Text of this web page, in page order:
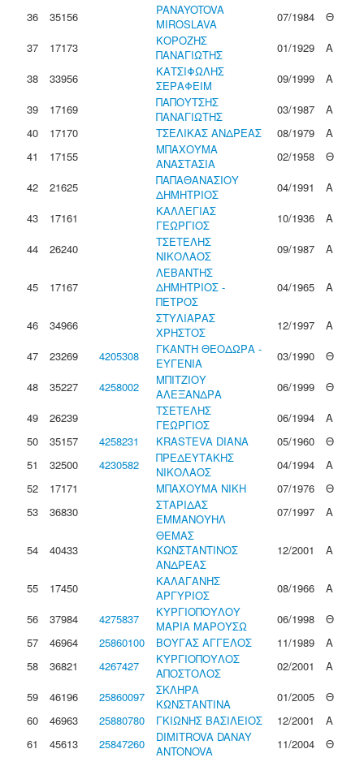
36
35156
PANAYOTOVA
MIROSLAVA
07/1984
Θ
37
17173
ΚΟΡΟΖΗΣ
ΠΑΝΑΓΙΩΤΗΣ
01/1929
Α
38
33956
ΚΑΤΣΙΦΩΛΗΣ
ΣΕΡΑΦΕΙΜ
09/1999
Α
39
17169
ΠΑΠΟΥΤΣΗΣ
ΠΑΝΑΓΙΩΤΗΣ
03/1987
Α
40
17170 ΤΣΕΛΙΚΑΣ ΑΝΔΡΕΑΣ 08/1979
Α
41
17155
ΜΠΑΧΟΥΜΑ
ΑΝΑΣΤΑΣΙΑ
02/1958
Θ
42
21625
ΠΑΠΑΘΑΝΑΣΙΟΥ
ΔΗΜΗΤΡΙΟΣ
04/1991
Α
43
17161
ΚΑΛΛΕΓΙΑΣ
ΓΕΩΡΓΙΟΣ
10/1936
Α
44
26240
ΤΣΕΤΕΛΗΣ
ΝΙΚΟΛΑΟΣ
09/1987 Α
45 17167
ΛΕΒΑΝΤΗΣ
ΔΗΜΗΤΡΙΟΣ -
ΠΕΤΡΟΣ
04/1965 Α
46 34966
ΣΤΥΛΙΑΡΑΣ
ΧΡΗΣΤΟΣ
12/1997
Α
47
23269 4205308
ΓΚΑΝΤΗ ΘΕΟΔΩΡΑ -
ΕΥΓΕΝΙΑ
03/1990
Θ
48
35227 4258002
ΜΠΙΤΖΙΟΥ
ΑΛΕΞΑΝΔΡΑ
06/1999
Θ
49
26239
ΤΣΕΤΕΛΗΣ
ΓΕΩΡΓΙΟΣ
06/1994
Α
50
35157 4258231 KRASTEVA DIANA 05/1960
Θ
51
32500 4230582
ΠΡΕΔΕΥΤΑΚΗΣ
ΝΙΚΟΛΑΟΣ
04/1994
Α
52
17171 ΜΠΑΧΟΥΜΑ ΝΙΚΗ 07/1976
Θ
53
36830
ΣΤΑΡΙΔΑΣ
ΕΜΜΑΝΟΥΗΛ
07/1997 Α
54 40433
ΘΕΜΑΣ
ΚΩΝΣΤΑΝΤΙΝΟΣ
ΑΝΔΡΕΑΣ
12/2001 Α
55 17450
ΚΑΛΑΓΑΝΗΣ
ΑΡΓΥΡΙΟΣ
08/1966
Α
56
37984 4275837
ΚΥΡΓΙΟΠΟΥΛΟΥ
ΜΑΡΙΑ ΜΑΡΟΥΣΩ
06/1998
Θ
57
46964 25860100 ΒΟΥΓΑΣ ΑΓΓΕΛΟΣ 11/1989
Α
58
36821 4267427
ΚΥΡΓΙΟΠΟΥΛΟΣ
ΑΠΟΣΤΟΛΟΣ
02/2001
Α
59
46196 25860097
ΣΚΛΗΡΑ
ΚΩΝΣΤΑΝΤΙΝΑ
01/2005
Θ
60
46963 25880780 ΓΚΙΩΝΗΣ ΒΑΣΙΛΕΙΟΣ 12/2001
Α
61
45613 25847260
DIMITROVA DANAY
ANTONOVA
11/2004
Θ